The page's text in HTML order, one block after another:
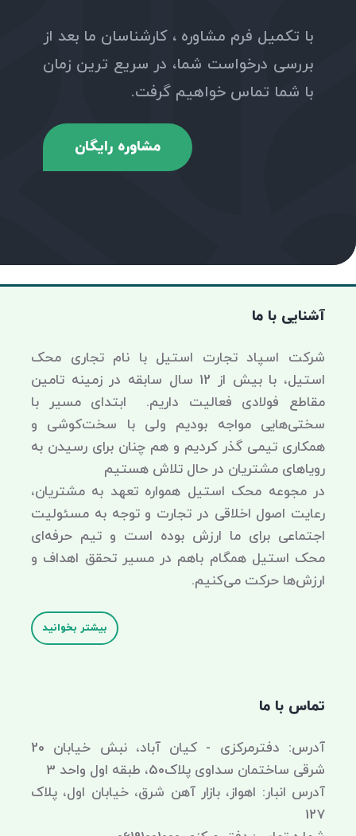
با تکمیل فرم مشاوره ، کارشناسان ما بعد از
بررسی درخواست شما، در سریع ترین زمان
با شما تماس خواهیم گرفت.
مشاوره رایگان
آشنایی با ما
شرکت اسپاد تجارت استیل با نام تجاری محک
استیل، با بیش از 12 سال سابقه در زمینه تامین
مقاطع فولادی فعالیت داریم. ابتدای مسیر با
سختی‌هایی مواجه بودیم ولی با سخت‌کوشی و
همکاری تیمی گذر کردیم و هم چنان برای رسیدن به
رویاهای مشتریان در حال تلاش هستیم
در مجوعه محک استیل همواره تعهد به مشتریان،
رعایت اصول اخلاقی در تجارت و توجه به مسئولیت
اجتماعی برای ما ارزش بوده است و تیم حرفه‌ای
محک استیل همگام باهم در مسیر تحقق اهداف و
ارزش‌ها حرکت می‌کنیم.
بیشتر بخوانید
تماس با ما
آدرس: دفترمرکزی - کیان آباد، نبش خیابان 20
شرقی ساختمان سداوی پلاک50، طبقه اول واحد 3
آدرس انبار: اهواز، بازار آهن شرق، خیابان اول، پلاک
127